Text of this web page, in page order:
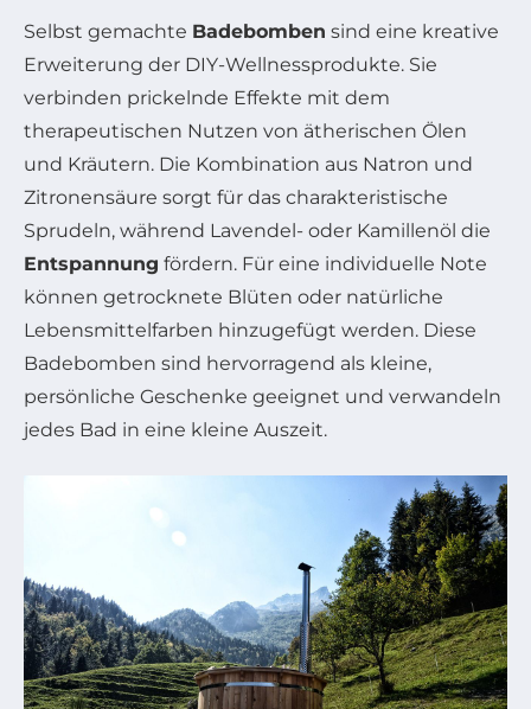
Selbst gemachte Badebomben sind eine kreative
Erweiterung der DIY-Wellnessprodukte. Sie
verbinden prickelnde Effekte mit dem
therapeutischen Nutzen von ätherischen Ölen
und Kräutern. Die Kombination aus Natron und
Zitronensäure sorgt für das charakteristische
Sprudeln, während Lavendel- oder Kamillenöl die
Entspannung fördern. Für eine individuelle Note
können getrocknete Blüten oder natürliche
Lebensmittelfarben hinzugefügt werden. Diese
Badebomben sind hervorragend als kleine,
persönliche Geschenke geeignet und verwandeln
jedes Bad in eine kleine Auszeit.